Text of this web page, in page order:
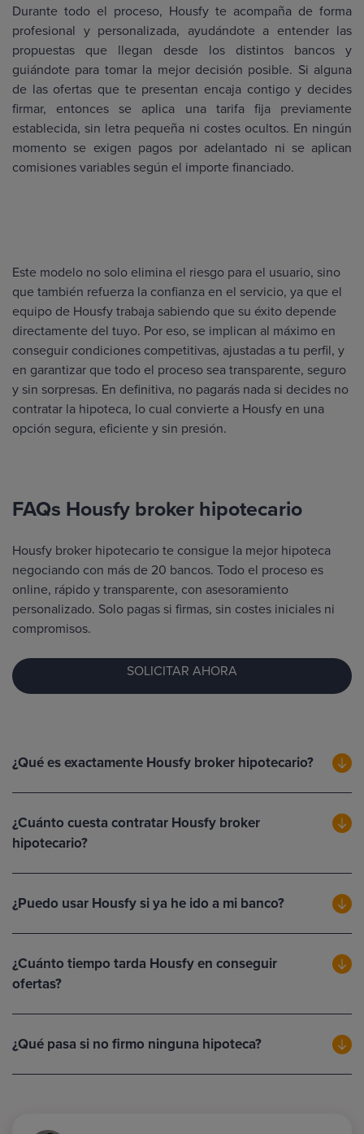
Durante todo el proceso, Housfy te acompaña de forma
profesional y personalizada, ayudándote a entender las
propuestas que llegan desde los distintos bancos y
guiándote para tomar la mejor decisión posible. Si alguna
de las ofertas que te presentan encaja contigo y decides
firmar, entonces se aplica una tarifa fija previamente
establecida, sin letra pequeña ni costes ocultos. En ningún
momento se exigen pagos por adelantado ni se aplican
comisiones variables según el importe financiado.
Este modelo no solo elimina el riesgo para el usuario, sino
que también refuerza la confianza en el servicio, ya que el
equipo de Housfy trabaja sabiendo que su éxito depende
directamente del tuyo. Por eso, se implican al máximo en
conseguir condiciones competitivas, ajustadas a tu perfil, y
en garantizar que todo el proceso sea transparente, seguro
y sin sorpresas. En definitiva, no pagarás nada si decides no
contratar la hipoteca, lo cual convierte a Housfy en una
opción segura, eficiente y sin presión.
FAQs Housfy broker hipotecario
Housfy broker hipotecario te consigue la mejor hipoteca
negociando con más de 20 bancos. Todo el proceso es
online, rápido y transparente, con asesoramiento
personalizado. Solo pagas si firmas, sin costes iniciales ni
compromisos.
SOLICITAR AHORA
¿Qué es exactamente Housfy broker hipotecario?
¿Cuánto cuesta contratar Housfy broker
hipotecario?
¿Puedo usar Housfy si ya he ido a mi banco?
¿Cuánto tiempo tarda Housfy en conseguir
ofertas?
¿Qué pasa si no firmo ninguna hipoteca?